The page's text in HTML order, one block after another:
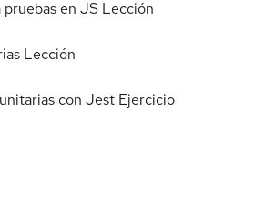
en JS Lección
Lección
con Jest Ejercicio